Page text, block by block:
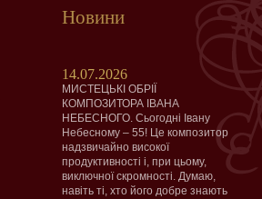
Новини
14.07.2026
МИСТЕЦЬКІ ОБРІЇ
КОМПОЗИТОРА ІВАНА
НЕБЕСНОГО. Сьогодні Івану
Небесному – 55! Це композитор
надзвичайно високої
продуктивності і, при цьому,
виключної скромності. Думаю,
навіть ті, хто його добре знають